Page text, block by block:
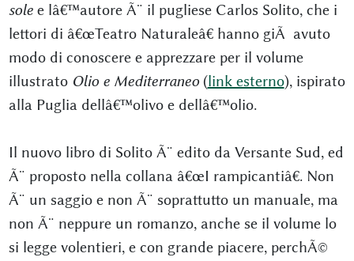
solee lâ€™autore Ã¨ il pugliese Carlos Solito, che i
lettori di â€œTeatro Naturaleâ€ hanno giÃ avuto
modo di conoscere e apprezzare per il volume
illustrato Olio e Mediterraneo(link esterno), ispirato
alla Puglia dellâ€™olivo e dellâ€™olio.
Il nuovo libro di Solito Ã¨ edito da Versante Sud, ed
Ã¨ proposto nella collana â€œI rampicantiâ€. Non
Ã¨ un saggio e non Ã¨ soprattutto un manuale, ma
non Ã¨ neppure un romanzo, anche se il volume lo
si legge volentieri, e con grande piacere, perchÃ©